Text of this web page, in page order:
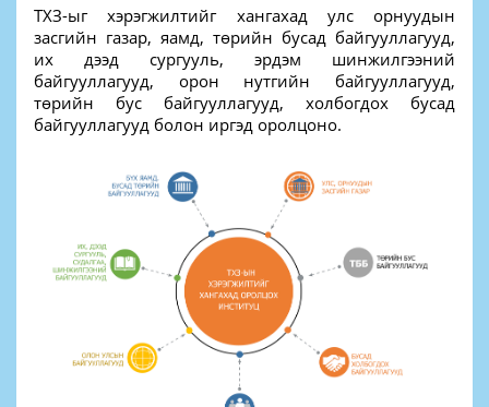
ТХЗ-ыг хэрэгжилтийг хангахад улс орнуудын
засгийн газар, яамд, төрийн бусад байгууллагууд,
их дээд сургууль, эрдэм шинжилгээний
байгууллагууд, орон нутгийн байгууллагууд,
төрийн бус байгууллагууд, холбогдох бусад
байгууллагууд болон иргэд оролцоно.